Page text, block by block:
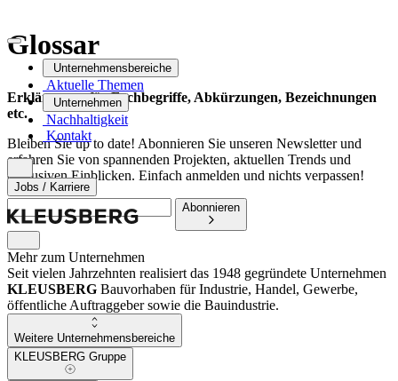
Unternehmensbereiche
Aktuelle Themen
Unternehmen
Nachhaltigkeit
Kontakt
Jobs / Karriere
Glossar
Erklärungen für Fachbegriffe, Abkürzungen, Bezeichnungen
etc.
Bleiben Sie up to date! Abonnieren Sie unseren Newsletter und
erfahren Sie von spannenden Projekten, aktuellen Trends und
exklusiven Einblicken. Einfach anmelden und nichts verpassen!
Abonnieren
Mehr zum Unternehmen
Seit vielen Jahrzehnten realisiert das 1948 gegründete Unternehmen
KLEUSBERG Bauvorhaben für Industrie, Handel, Gewerbe,
öffentliche Auftraggeber sowie die Bauindustrie.
Weitere Unternehmensbereiche
KLEUSBERG Gruppe